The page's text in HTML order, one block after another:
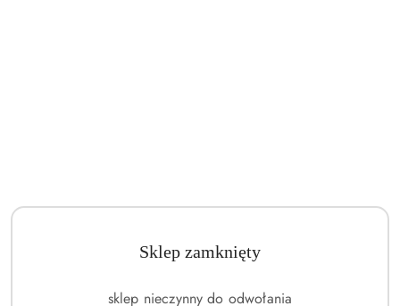
Sklep zamknięty
sklep nieczynny do odwołania